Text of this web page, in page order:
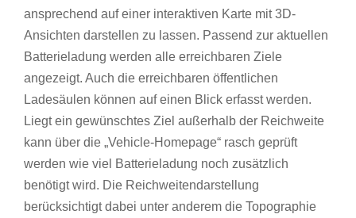
ansprechend auf einer interaktiven Karte mit 3D-
Ansichten darstellen zu lassen. Passend zur aktuellen
Batterieladung werden alle erreichbaren Ziele
angezeigt. Auch die erreichbaren öffentlichen
Ladesäulen können auf einen Blick erfasst werden.
Liegt ein gewünschtes Ziel außerhalb der Reichweite
kann über die „Vehicle-Homepage“ rasch geprüft
werden wie viel Batterieladung noch zusätzlich
benötigt wird. Die Reichweitendarstellung
berücksichtigt dabei unter anderem die Topographie